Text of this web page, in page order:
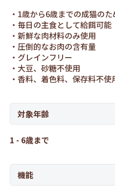
1歳から6歳までの成猫の
毎日の主食として給餌可能
新鮮な肉材料のみ使用
圧倒的なお肉の含有量
グレインフリー
大豆、砂糖不使用
香料、着色料、保存料不使
対象年齢
1 - 6歳まで
機能